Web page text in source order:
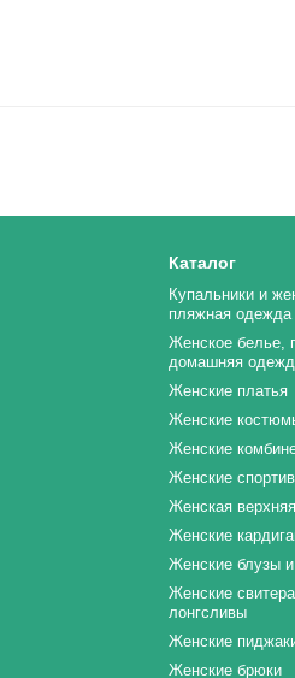
Каталог
Купальники и
пляжная одежда
Женское белье,
домашняя
Женские платья
Женские
Женские
Женские
Женская
Женские
Женские блузы
Женские
лонгсливы
Женские
Женские брюки